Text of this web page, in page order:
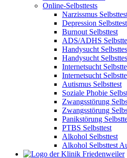
Online-Selbsttests
Narzissmus
Depression Selbsttest
Burnout Selbsttest
ADS/ADHS
Handysucht
Handysucht
Internetsucht
Internetsucht
Autismus Selbsttest
Soziale Phobie
Zwangsstörung
Zwangsstörung
Panikstörung
PTBS Selbsttest
Alkohol Selbsttest
Alkohol Selbsttest